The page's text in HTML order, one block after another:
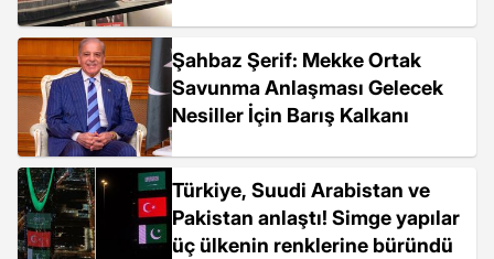
Şahbaz Şerif: Mekke Ortak
Savunma Anlaşması Gelecek
Nesiller İçin Barış Kalkanı
Türkiye, Suudi Arabistan ve
Pakistan anlaştı! Simge yapılar
üç ülkenin renklerine büründü